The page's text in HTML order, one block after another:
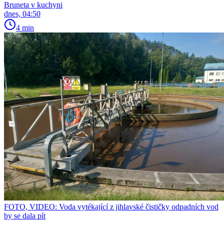
Bruneta v kuchyni
dnes, 04:50
4 min
FOTO, VIDEO: Voda vytékající z jihlavské čističky odpadních vod
by se dala pít